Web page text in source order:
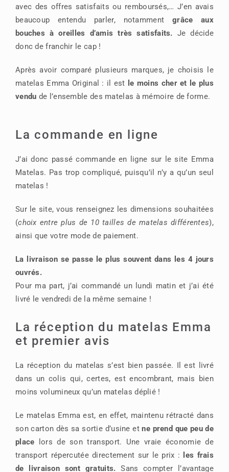
avec des offres satisfaits ou remboursés,… J’en avais
beaucoup entendu parler, notamment grâce aux
bouches à oreilles d’amis très satisfaits. Je décide
donc de franchir le cap !
Après avoir comparé plusieurs marques, je choisis le
matelas Emma Original : il est le moins cher et le plus
vendu de l’ensemble des matelas à mémoire de forme.
La commande en ligne
J’ai donc passé commande en ligne sur le site Emma
Matelas. Pas trop compliqué, puisqu’il n’y a qu’un seul
matelas !
Sur le site, vous renseignez les dimensions souhaitées
(choix entre plus de 10 tailles de matelas différentes),
ainsi que votre mode de paiement.
La livraison se passe le plus souvent dans les 4 jours
ouvrés.
Pour ma part, j’ai commandé un lundi matin et j’ai été
livré le vendredi de la même semaine !
La réception du matelas Emma
et premier avis
La réception du matelas s’est bien passée. Il est livré
dans un colis qui, certes, est encombrant, mais bien
moins volumineux qu’un matelas déplié !
Le matelas Emma est, en effet, maintenu rétracté dans
son carton dès sa sortie d’usine etne prend que peu de
place lors de son transport. Une vraie économie de
transport répercutée directement sur le prix :
les frais
de livraison sont gratuits. Sans compter l’avantage